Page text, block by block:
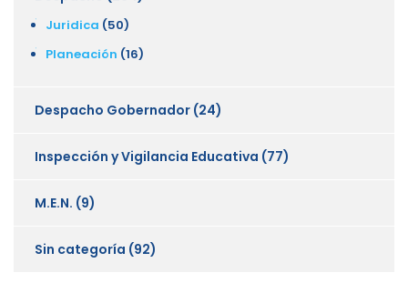
Juridica (50)
Planeación (16)
Despacho Gobernador (24)
Inspección y Vigilancia Educativa (77)
M.E.N. (9)
Sin categoría (92)